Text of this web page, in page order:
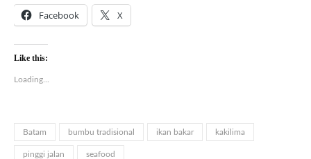
Facebook X
Like this:
Loading...
Batam bumbu tradisional ikan bakar kakilima
pinggi jalan seafood